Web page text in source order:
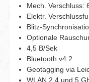
Mech. Verschluss:
Elektr.
Blitz-
Optionale
4,5 B/Sek
Bluetooth v4.2
Geotagging via
WLAN 2,4 und 5